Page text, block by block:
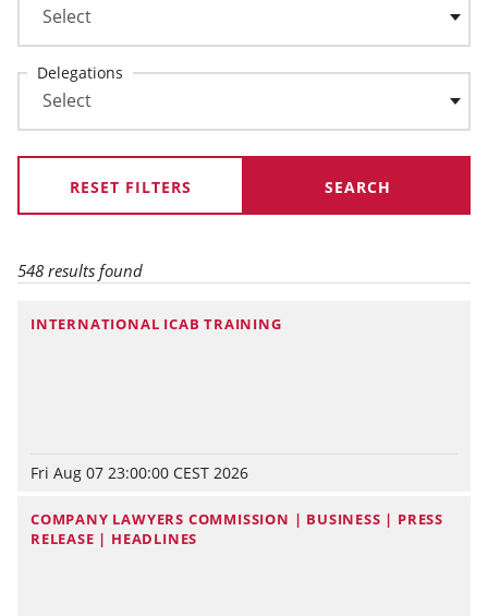
Delegations
RESET FILTERS
548 results found
INTERNATIONAL ICAB TRAINING
Fri Aug 07 23:00:00 CEST 2026
COMPANY LAWYERS COMMISSION | BUSINESS | PRESS
RELEASE | HEADLINES